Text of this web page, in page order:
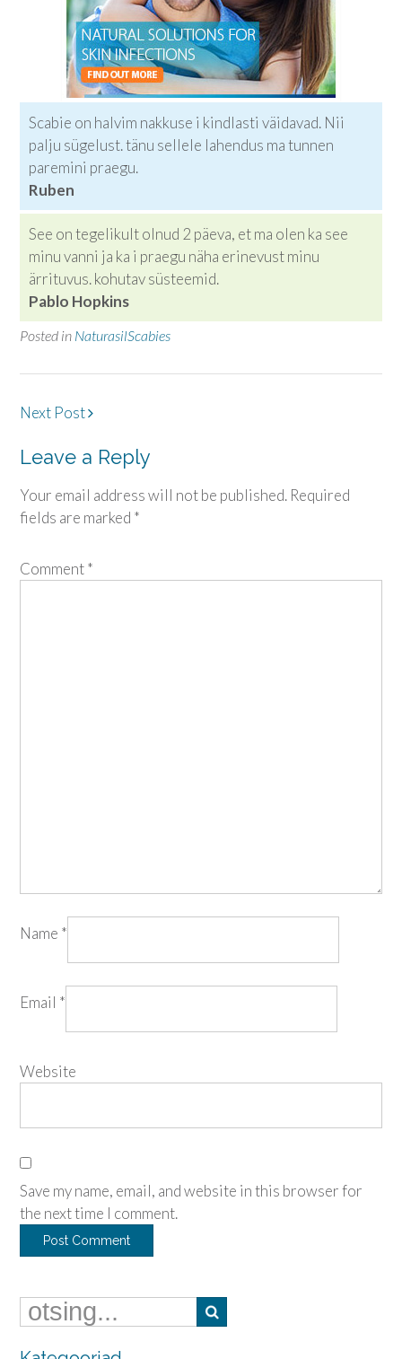
Scabie on halvim nakkuse i kindlasti väidavad. Nii
palju sügelust. tänu sellele lahendus ma tunnen
paremini praegu.
Ruben
See on tegelikult olnud 2 päeva, et ma olen ka see
minu vanni ja ka i praegu näha erinevust minu
ärrituvus. kohutav süsteemid.
Pablo Hopkins
Posted in NaturasilScabies
Post
Next Post
Leave a Reply
Your email address will not be published. Required
fields are marked *
Comment*
Name *
Email *
Website
Save my name, email, and website in this browser for
the next time I comment.